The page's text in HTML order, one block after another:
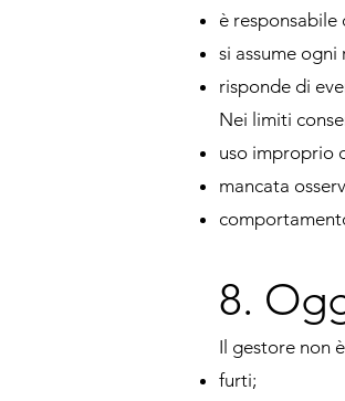
è
si assume
risponde di
Nei limiti
uso improprio
mancata
8.
Il gestore non
furti;